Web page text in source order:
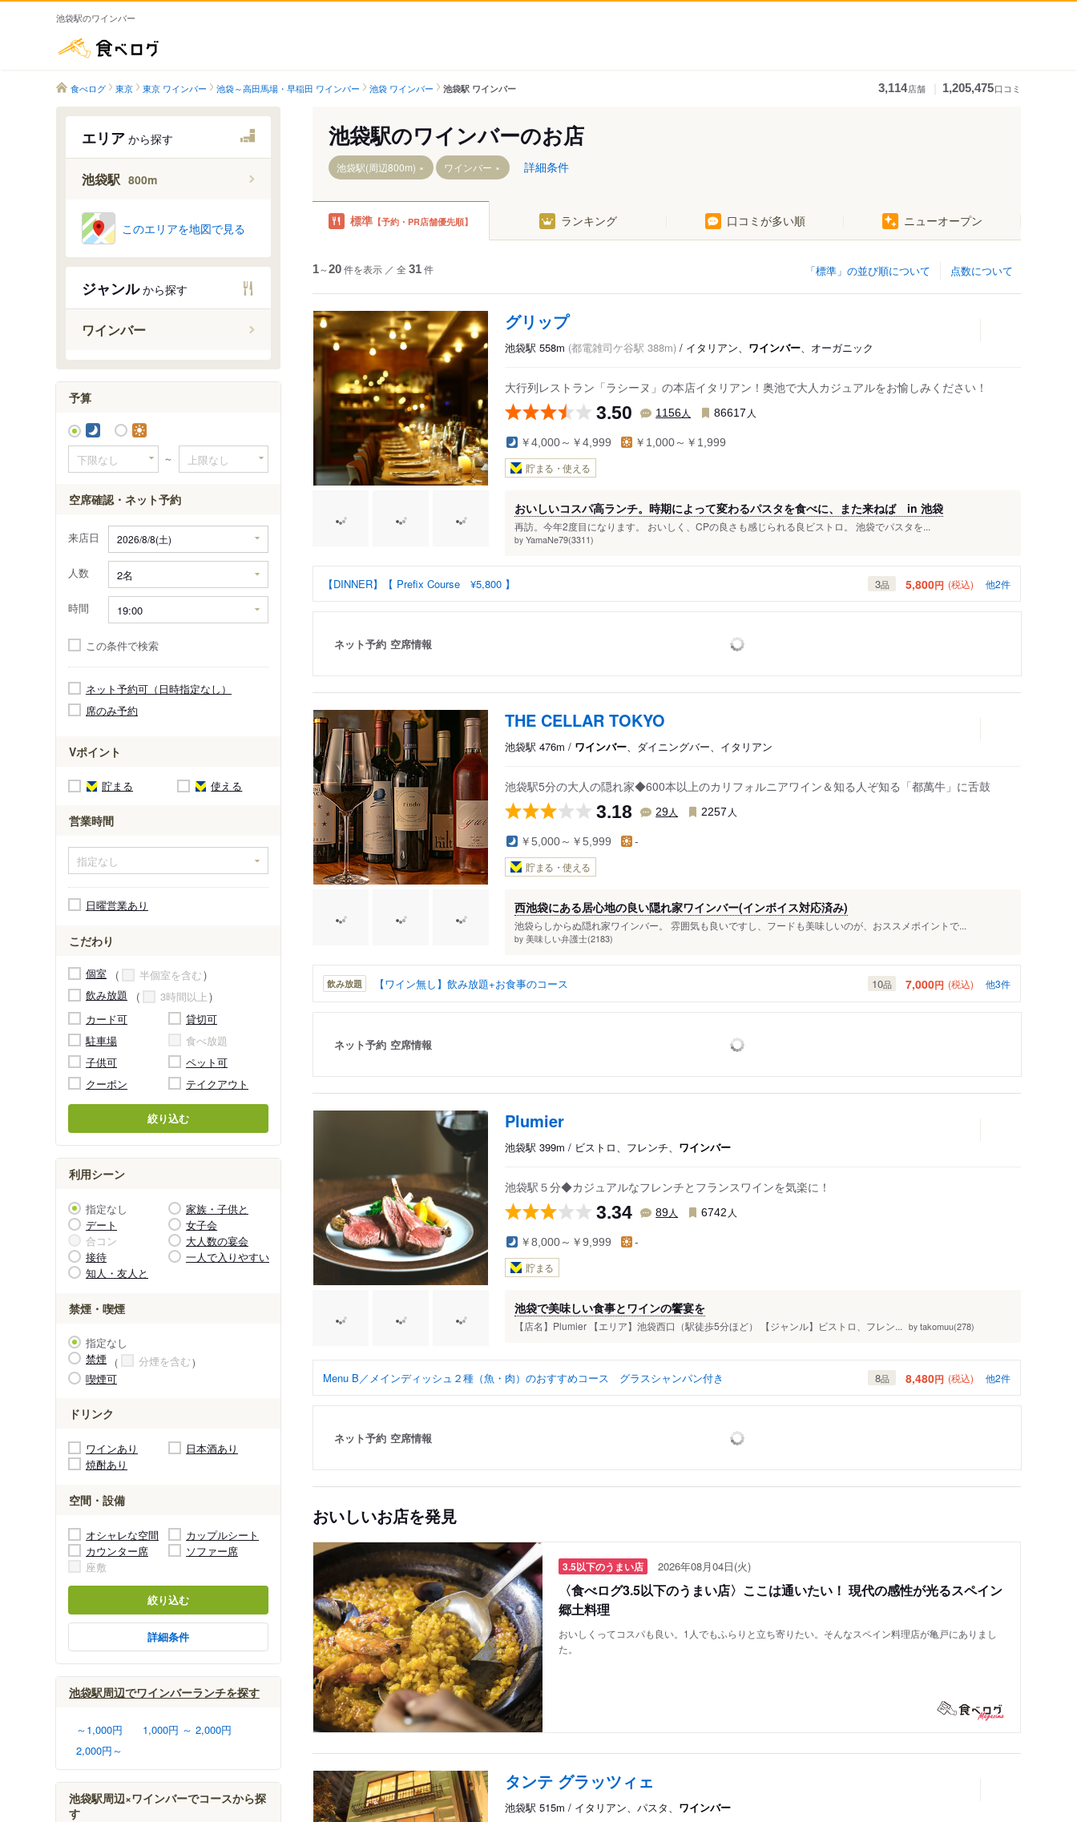
池袋駅のワインバー
食べログ 東京 東京 ワインバー 池袋～高田馬場・早稲田 ワインバー 池袋 ワインバー 池袋駅 ワインバー 3,114店舗 1,205,475口コミ
エリア から探す
池袋駅 800m
このエリアを地図で見る
ジャンルから探す
ワインバー
予算
～
空席確認・ネット予約
来店日
人数
時間
この条件で検索
ネット予約可（日時指定なし）
席のみ予約
Vポイント
貯まる 使える
営業時間
日曜営業あり
こだわり
個室
半個室を含む
飲み放題
3時間以上
カード可
貸切可
駐車場
食べ放題
子供可
ペット可
クーポン
テイクアウト
絞り込む
利用シーン
指定なし
家族・子供と
デート
女子会
合コン
大人数の宴会
接待
一人で入りやすい
知人・友人と
禁煙・喫煙
指定なし
禁煙
分煙を含む
喫煙可
ドリンク
ワインあり
日本酒あり
焼酎あり
空間・設備
オシャレな空間
カップルシート
カウンター席
ソファー席
座敷
絞り込む
詳細条件
池袋駅周辺でワインバーランチを探す
～1,000円
1,000円 ～ 2,000円
2,000円～
池袋駅周辺×ワインバーでコースから探
す
池袋駅のワインバーのお店
池袋駅(周辺800m) ワインバー 詳細条件
標準 【予約・PR店舗優先順】 ランキング 口コミが多い順 ニューオープン
点数について
「標準」の並び順について
1～20件を表示 ／ 全 31件
グリップ
池袋駅 558m (都電雑司ケ谷駅 388m) / イタリアン、 ワインバー、オーガニック
大行列レストラン「ラシーヌ」の本店イタリアン！奥池で大人カジュアルをお愉しみください！
3.50 1156人 86617 人
￥4,000～￥4,999 ￥1,000～￥1,999
貯まる・使える
おいしいコスパ高ランチ。時期によって変わるパスタを食べに、また来ねば in 池袋
再訪。今年2度目になります。 おいしく、CPの良さも感じられる良ビストロ。 池袋でパスタを...
by YamaNe79(3311)
【DINNER】【 Prefix Course ¥5,800 】 3品 5,800円 (税込) 他2件
ネット予約 空席情報
THE CELLAR TOKYO
池袋駅 476m / ワインバー、ダイニングバー、イタリアン
池袋駅5分の大人の隠れ家◆600本以上のカリフォルニアワイン＆知る人ぞ知る「都萬牛」に舌鼓
3.18 29人 2257 人
￥5,000～￥5,999 -
貯まる・使える
西池袋にある居心地の良い隠れ家ワインバー(インボイス対応済み)
池袋らしからぬ隠れ家ワインバー。 雰囲気も良いですし、フードも美味しいのが、おススメポイントで...
by 美味しい弁護士(2183)
飲み放題 【ワイン無し】飲み放題+お食事のコース 10品 7,000円 (税込) 他3件
ネット予約 空席情報
Plumier
池袋駅 399m / ビストロ、フレンチ、 ワインバー
池袋駅５分◆カジュアルなフレンチとフランスワインを気楽に！
3.34 89人 6742 人
￥8,000～￥9,999 -
貯まる
池袋で美味しい食事とワインの饗宴を
【店名】Plumier 【エリア】池袋西口（駅徒歩5分ほど） 【ジャンル】ビストロ、フレン... by takomuu(278)
Menu B／メインディッシュ２種（魚・肉）のおすすめコース グラスシャンパン付き 8品 8,480円 (税込) 他2件
ネット予約 空席情報
おいしいお店を発見
3.5以下のうまい店 2026年08月04日(火)
〈食べログ3.5以下のうまい店〉ここは通いたい！ 現代の感性が光るスペイン
郷土料理
おいしくってコスパも良い。1人でもふらりと立ち寄りたい。そんなスペイン料理店が亀戸にありまし
た。
タンテ グラッツィェ
池袋駅 515m / イタリアン、パスタ、 ワインバー